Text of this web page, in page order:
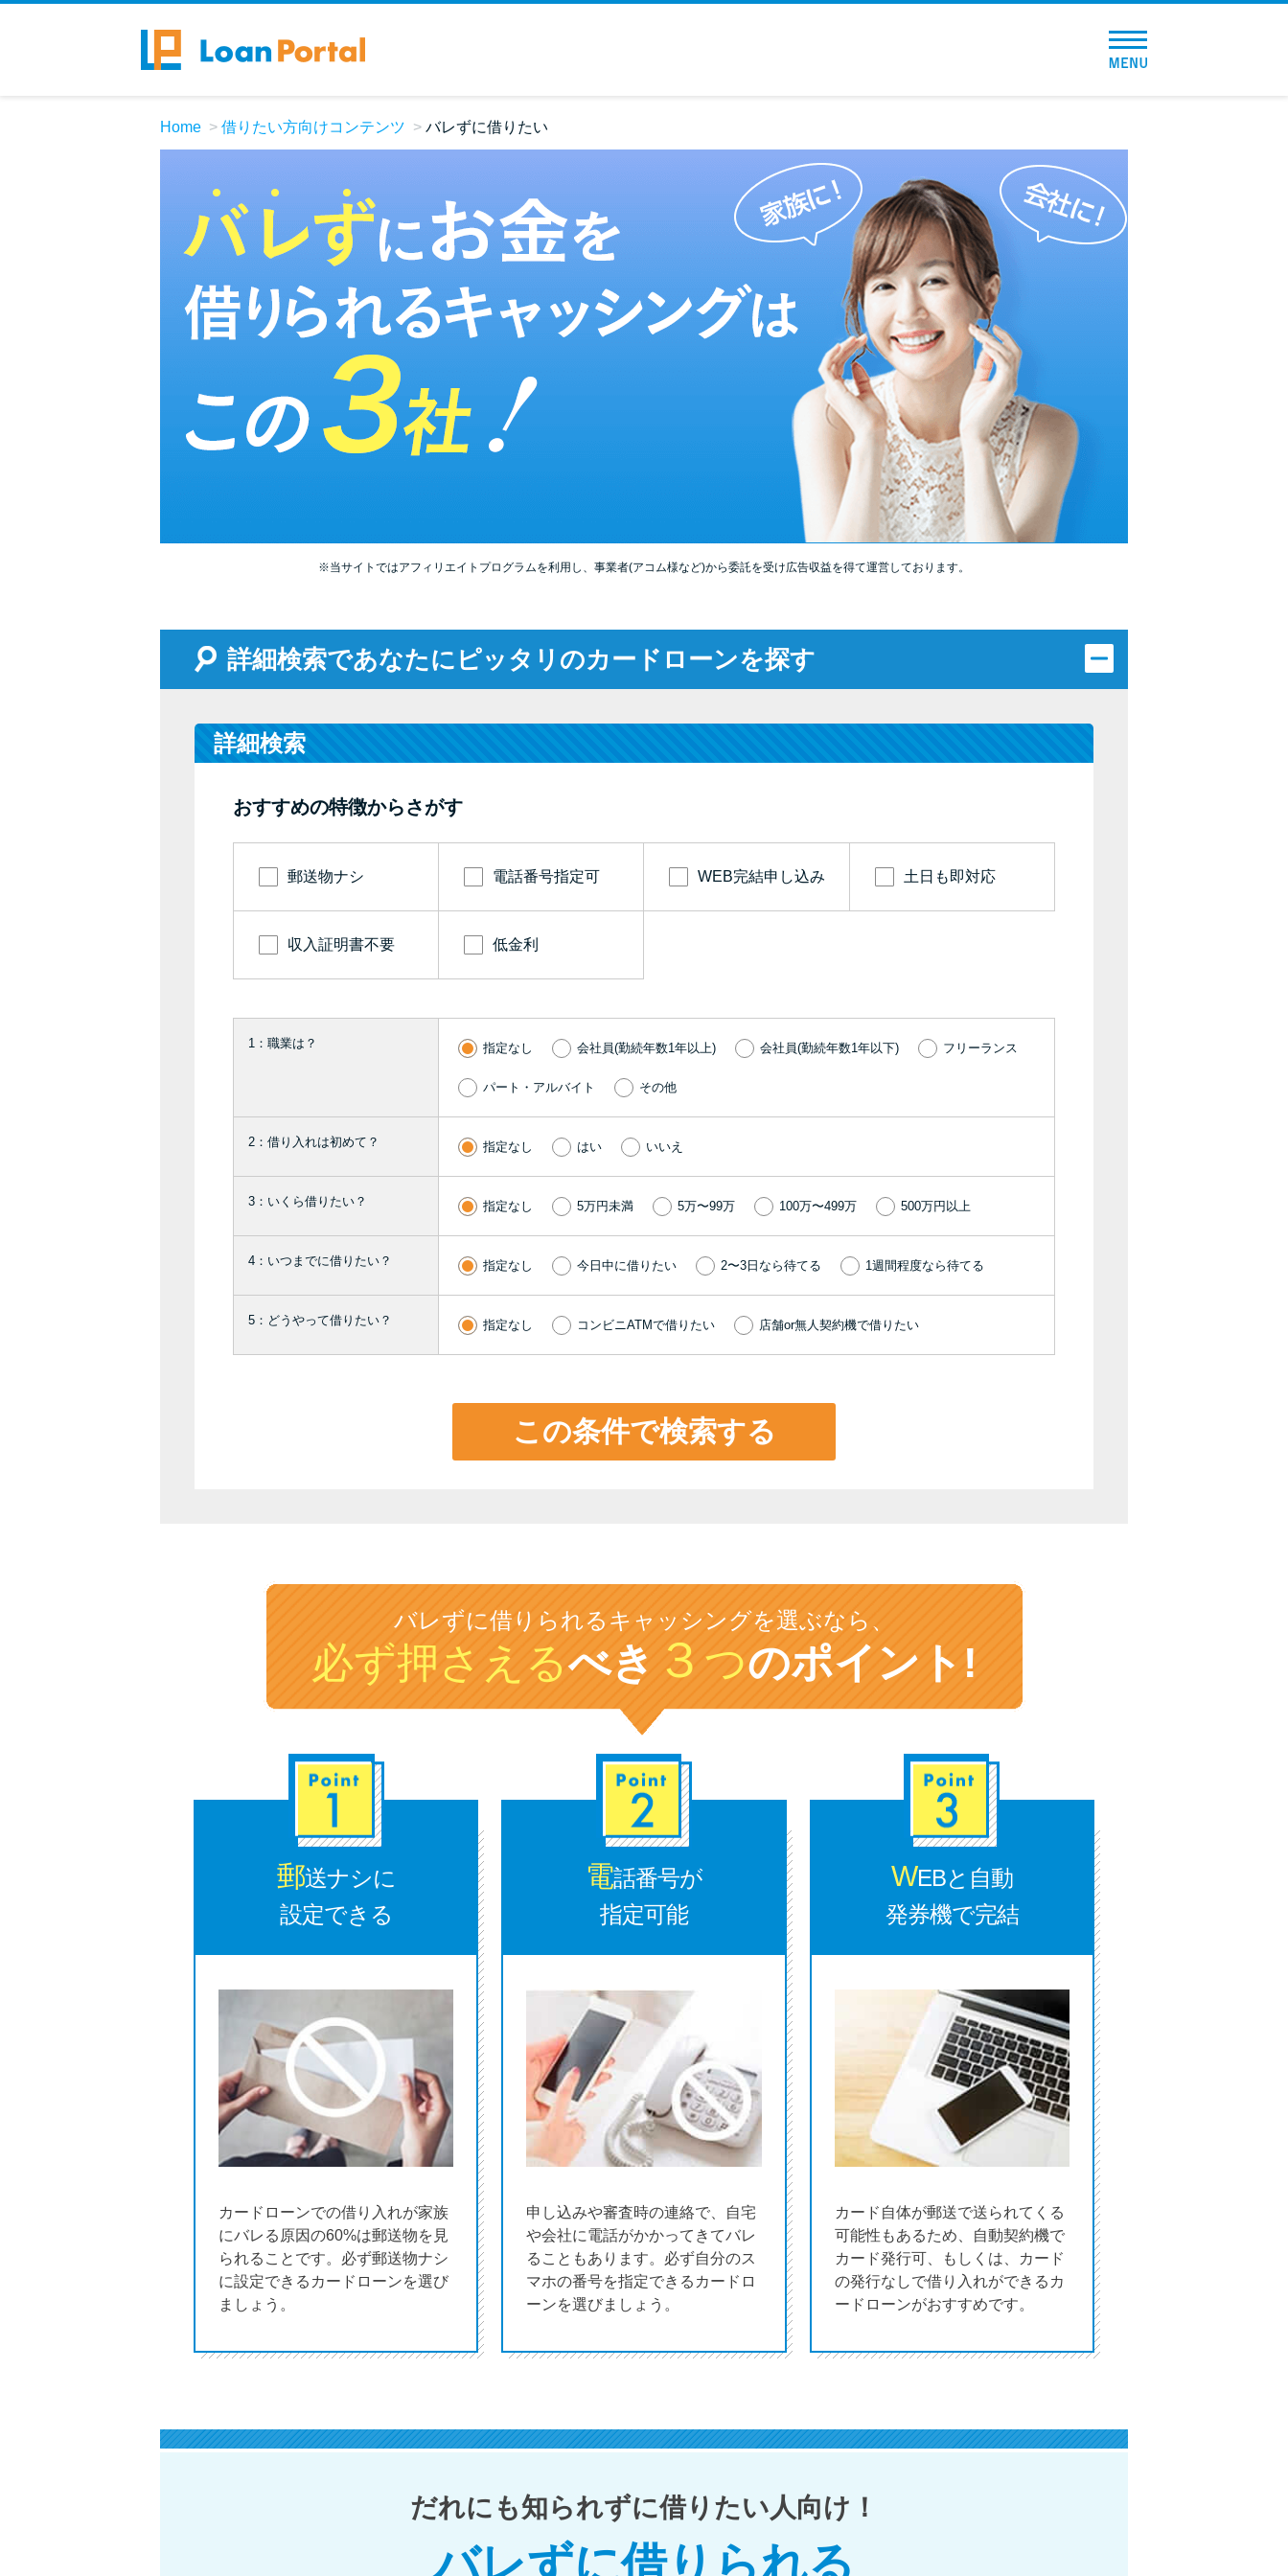
総合人気ランキング
とにかくすぐ借りたい方向け
バレずに借りたい方向け
審査が不安な方向け
便利なコンテンツ
カードローン診断
カードローンQ&A
特集ページ
リボ払いをそのまま払いきると損！
最速！最短40分で借りられるカードローン
特集ページ一覧
と危険な理由と対処法3つ
質屋でお金を借りるには？年利やシステムをカ
未成年でもお金を借りられる？学生がお金を借
りる方法がある？
らない理由
ブラックでもお金を借りるには？3つの判断基
準と工面法
アコムはブラックでも審査に通る？ 自分がブ
アコムとレイクどっちがいいの？ カードロー
ンの選び方を徹底解説！
プロミスの返済方法を徹底解説！ もっとも便
利でお得な返済方法はどれ？
年収が低い＆他社借入があると落ちる？バンク
イックの口コミを分析
みずほ銀行カードローンの問い合わせ先とシー
ン別の問い合わせ方法
Home 借りたい方向けコンテンツ バレずに借りたい
※当サイトではアフィリエイトプログラムを利用し、事業者(アコム様など)から委託を受け広告収益を得て運営しております。
詳細検索であなたにピッタリのカードローンを探す
詳細検索
おすすめの特徴からさがす
郵送物ナシ 電話番号指定可 WEB完結申し込み 土日も即対応
収入証明書不要 低金利
1：職業は？ 指定なし 会社員(勤続年数1年以上) 会社員(勤続年数1年以下) フリーランス
パート・アルバイト その他
2：借り入れは初めて？ 指定なし はい いいえ
3：いくら借りたい？ 指定なし 5万円未満 5万〜99万 100万〜499万 500万円以上
4：いつまでに借りたい？ 指定なし 今日中に借りたい 2〜3日なら待てる 1週間程度なら待てる
5：どうやって借りたい？ 指定なし コンビニATMで借りたい 店舗or無人契約機で借りたい
この条件で検索する
バレずに借りられるキャッシングを選ぶなら、
必ず押さえるべき ３ つのポイント!
郵送ナシに
設定できる
カードローンでの借り入れが家族
にバレる原因の60%は郵送物を見
られることです。必ず郵送物ナシ
に設定できるカードローンを選び
ましょう。
電話番号が
指定可能
申し込みや審査時の連絡で、自宅
や会社に電話がかかってきてバレ
ることもあります。必ず自分のス
マホの番号を指定できるカードロ
ーンを選びましょう。
WEBと自動
発券機で完結
カード自体が郵送で送られてくる
可能性もあるため、自動契約機で
カード発行可、もしくは、カード
の発行なしで借り入れができるカ
ードローンがおすすめです。
だれにも知られずに借りたい人向け！
バレずに借りられる